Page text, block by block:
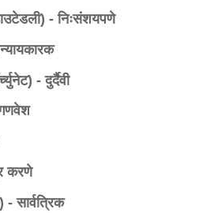
- निःसंशयपणे
- दुर्दैवी
करणे
सार्वत्रिक